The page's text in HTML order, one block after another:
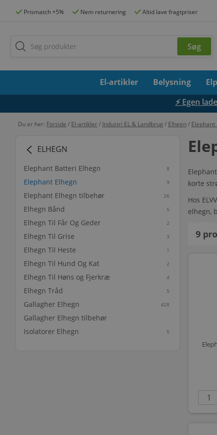
Prismatch +5% Nem returnering Altid lave fragtpriser
El-artikler Belysning
⚡ Egen
Du er her: Forside / El-artikler/ Industri EL & Landbrug / Elhegn/ Elephant
ELHEGN
Elephant Batteri Elhegn 8
Elephant Elhegn 9
Elephant Elhegn tilbehør 26
Elhegn Bånd 5
Elhegn Til Får Og Geder 2
Elhegn Til Grise 3
Elhegn Til Heste 1
Elhegn Til Hund Og Kat 2
Elhegn Til Høns og Fjerkræ 4
Elhegn Tråd 5
Gallagher Elhegn 428
Gallagher Elhegn tilbehør
Isolatorer Elhegn
5
korte
Hos
elhegn,
9